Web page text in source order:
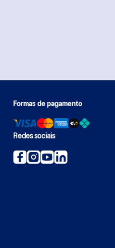
Formas de pagamento
Redes sociais